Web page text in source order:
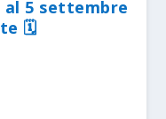
al 5 settembre
🗓